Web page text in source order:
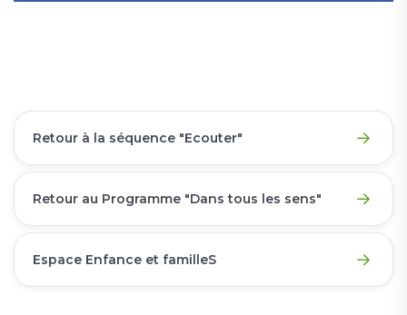
Retour à la séquence "Ecouter"
Retour au Programme "Dans tous les sens"
Espace Enfance et familleS